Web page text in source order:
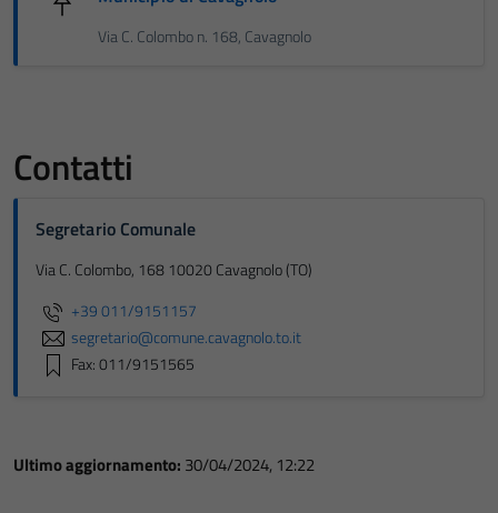
Via C. Colombo n. 168, Cavagnolo
Contatti
Segretario Comunale
Via C. Colombo, 168 10020 Cavagnolo (TO)
+39 011/9151157
segretario@comune.cavagnolo.to.it
Fax: 011/9151565
Ultimo aggiornamento: 30/04/2024, 12:22